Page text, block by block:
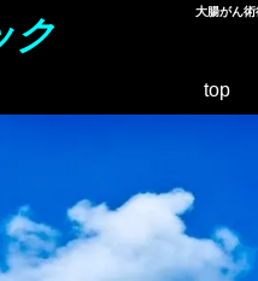
大腸がん
ク
top